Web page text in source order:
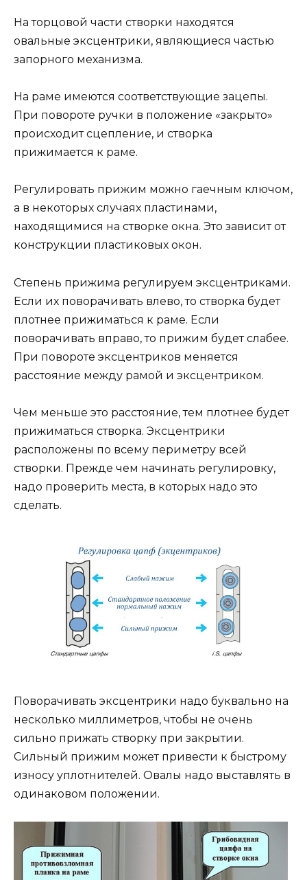
На торцовой части створки находятся
овальные эксцентрики, являющиеся частью
запорного механизма.
На раме имеются соответствующие зацепы.
При повороте ручки в положение «закрыто»
происходит сцепление, и створка
прижимается к раме.
Регулировать прижим можно гаечным ключом,
а в некоторых случаях пластинами,
находящимися на створке окна. Это зависит от
конструкции пластиковых окон.
Степень прижима регулируем эксцентриками.
Если их поворачивать влево, то створка будет
плотнее прижиматься к раме. Если
поворачивать вправо, то прижим будет слабее.
При повороте эксцентриков меняется
расстояние между рамой и эксцентриком.
Чем меньше это расстояние, тем плотнее будет
прижиматься створка. Эксцентрики
расположены по всему периметру всей
створки. Прежде чем начинать регулировку,
надо проверить места, в которых надо это
сделать.
Поворачивать эксцентрики надо буквально на
несколько миллиметров, чтобы не очень
сильно прижать створку при закрытии.
Сильный прижим может привести к быстрому
износу уплотнителей. Овалы надо выставлять в
одинаковом положении.